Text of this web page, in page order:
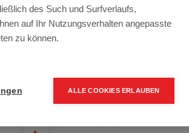
Typ: M18ONEFPRT-0X
870,40 € / Stk.
des Such und Surfverlaufs,
auf Ihr Nutzungsverhalten angepasste
zu können.
ALLE COOKIES ERLAUBEN